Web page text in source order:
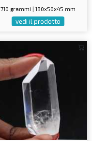
710 grammi | 180x50x45 mm
vedi il prodotto